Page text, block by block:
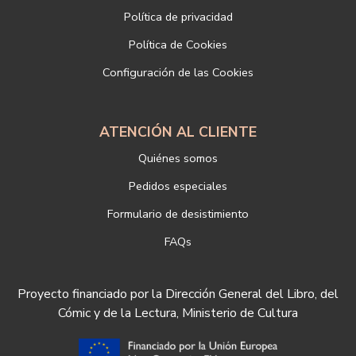
info@libreriadeportiva.com
Si desea ampliar información sobre la política de privacidad de
https://www.libreriadeportiva.com/proteccion-de-datos
Política de privacidad
Política de Cookies
Configuración de las Cookies
ATENCIÓN AL CLIENTE
Quiénes somos
Pedidos especiales
Formulario de desistimiento
FAQs
Proyecto financiado por la Dirección General del Libro, del
Cómic y de la Lectura, Ministerio de Cultura